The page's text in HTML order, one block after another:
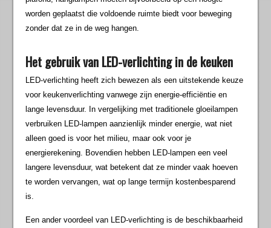
worden geplaatst die voldoende ruimte biedt voor beweging
zonder dat ze in de weg hangen.
Het gebruik van LED-verlichting in de keuken
LED-verlichting heeft zich bewezen als een uitstekende keuze
voor keukenverlichting vanwege zijn energie-efficiëntie en
lange levensduur. In vergelijking met traditionele gloeilampen
verbruiken LED-lampen aanzienlijk minder energie, wat niet
alleen goed is voor het milieu, maar ook voor je
energierekening. Bovendien hebben LED-lampen een veel
langere levensduur, wat betekent dat ze minder vaak hoeven
te worden vervangen, wat op lange termijn kostenbesparend
is.
Een ander voordeel van LED-verlichting is de beschikbaarheid